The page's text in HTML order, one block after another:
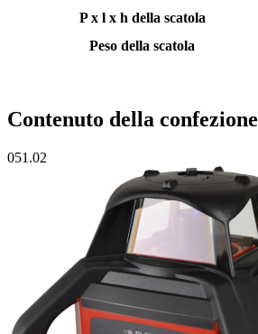
P x l x h della scatola
Peso della scatola
Contenuto della confezione
051.02